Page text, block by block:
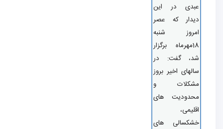
در این
که عصر
شنبه
18مهرماه برگزار
گفت: در
اخیر بروز
و
های
های